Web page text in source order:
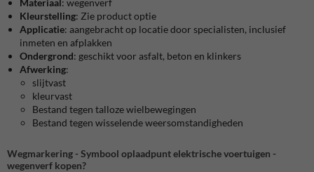
Kleurstelling: Zie product optie
Applicatie: aangebracht op locatie door specialisten, inclusief
inmeten en afplakken
Ondergrond: geschikt voor asfalt, beton en klinkers
Afwerking:
slijtvast
kleurvast
Bestand tegen talloze wielbewegingen
Bestand tegen wisselende weersomstandigheden
Wegmarkering - Symbool oplaadpunt elektrische voertuigen -
wegenverf kopen?